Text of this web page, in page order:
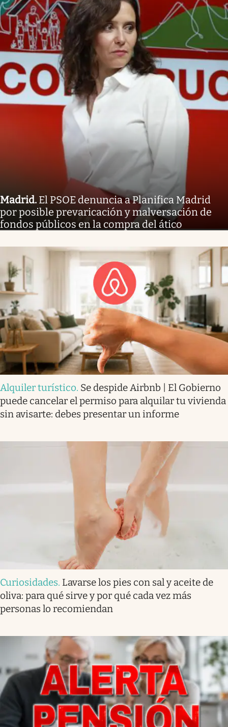
Madrid. El PSOE denuncia a Planifica Madrid
por posible prevaricación y malversación de
fondos públicos en la compra del ático
Alquiler turístico. Se despide Airbnb | El Gobierno
puede cancelar el permiso para alquilar tu vivienda
sin avisarte: debes presentar un informe
Curiosidades. Lavarse los pies con sal y aceite de
oliva: para qué sirve y por qué cada vez más
personas lo recomiendan